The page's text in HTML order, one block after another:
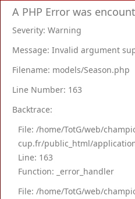
A PHP Error was
Severity: Warning
Message: Invalid argument
Filename: models/Season.php
Line Number: 163
Backtrace:
File: /home/TotG/web/
cup.fr/public_html/
Line: 163
Function: _error_handler
File: /home/TotG/web/